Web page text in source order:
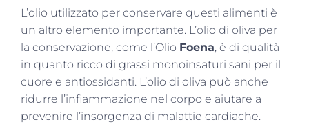
L’olio utilizzato per conservare questi alimenti è
un altro elemento importante. L’olio di oliva per
la conservazione, come l’Olio Foena, è di qualità
in quanto ricco di grassi monoinsaturi sani per il
cuore e antiossidanti. L’olio di oliva può anche
ridurre l’infiammazione nel corpo e aiutare a
prevenire l’insorgenza di malattie cardiache.